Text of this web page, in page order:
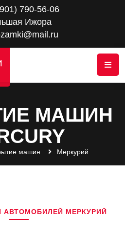
790-56-06
Ижора
МАШИН
машин Меркурий
АВТОМОБИЛЕЙ МЕРКУРИЙ